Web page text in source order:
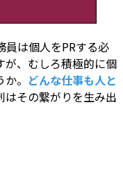
員は個人をPRする必
が、むしろ積極的に個
。 どんな仕事も人と
はその繋がりを生み出